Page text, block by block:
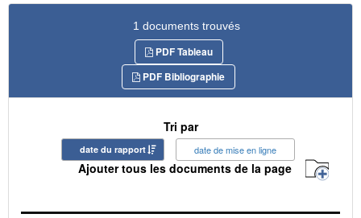
1 documents trouvés
PDF Tableau
PDF Bibliographie
Tri par
date du rapport date de mise en ligne
Ajouter tous les documents de la page